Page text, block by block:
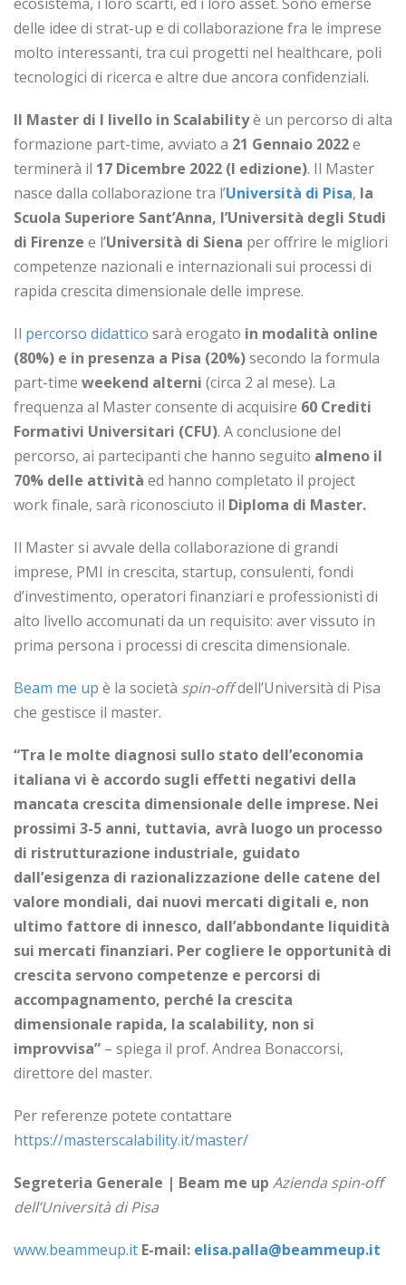
delle idee di strat-up e di collaborazione fra le imprese
molto interessanti, tra cui progetti nel healthcare, poli
tecnologici di ricerca e altre due ancora confidenziali.
Il Master di I livello in Scalabilityè un percorso di alta
formazione part-time, avviato a 21 Gennaio 2022e
terminerà il 17 Dicembre 2022 (I edizione). Il Master
nasce dalla collaborazione tra l’Università di Pisa, la
Scuola Superiore Sant’Anna, l’Università degli Studi
di Firenze e l’Università di Siena per offrire le migliori
competenze nazionali e internazionali sui processi di
rapida crescita dimensionale delle imprese.
Il percorso didattico sarà erogato in modalità online
(80%) e in presenza a Pisa (20%)secondo la formula
part-time weekend alterni (circa 2 al mese). La
frequenza al Master consente di acquisire 60 Crediti
Formativi Universitari (CFU). A conclusione del
percorso, ai partecipanti che hanno seguito almeno il
70% delle attività ed hanno completato il project
work finale, sarà riconosciuto il Diploma di Master.
Il Master si avvale della collaborazione di grandi
imprese, PMI in crescita, startup, consulenti, fondi
d’investimento, operatori finanziari e professionisti di
alto livello accomunati da un requisito: aver vissuto in
prima persona i processi di crescita dimensionale.
Beam me up è la società spin-offdell’Università di Pisa
che gestisce il master.
“Tra le molte diagnosi sullo stato dell’economia
italiana vi è accordo sugli effetti negativi della
mancata crescita dimensionale delle imprese. Nei
prossimi 3-5 anni, tuttavia, avrà luogo un processo
di ristrutturazione industriale, guidato
dall’esigenza di razionalizzazione delle catene del
valore mondiali, dai nuovi mercati digitali e, non
ultimo fattore di innesco, dall’abbondante liquidità
sui mercati finanziari. Per cogliere le opportunità di
crescita servono competenze e percorsi di
accompagnamento, perché la crescita
dimensionale rapida, la scalability, non si
improvvisa” – spiega il prof. Andrea Bonaccorsi,
direttore del master.
Per referenze potete contattare
https://masterscalability.it/master/
Segreteria Generale | Beam me up Azienda spin-off
dell’Università di Pisa
www.beammeup.it E-mail: elisa.palla@beammeup.it